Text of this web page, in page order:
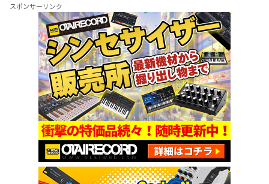
スポンサーリンク